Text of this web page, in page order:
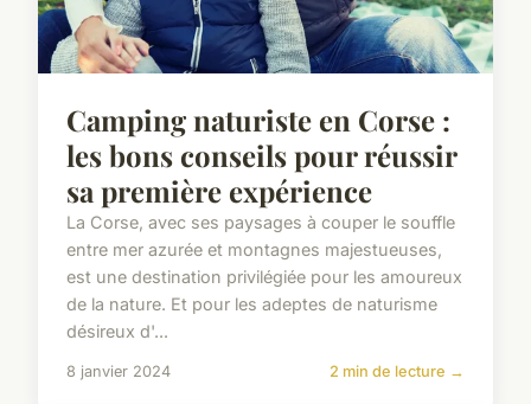
Camping naturiste en Corse :
les bons conseils pour réussir
sa première expérience
La Corse, avec ses paysages à couper le souffle
entre mer azurée et montagnes majestueuses,
est une destination privilégiée pour les amoureux
de la nature. Et pour les adeptes de naturisme
désireux d'...
8 janvier 2024 2 min de lecture →